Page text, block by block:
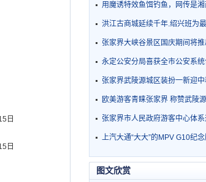
日
日
用魔诱特效鱼饵钓鱼，网传是
洪江古商城延续千年.绍兴班为
张家界大峡谷景区国庆期间将
永定公安分局喜获全市公安系
张家界武陵源城区装扮一新迎
欧美游客青睐张家界 称赞武陵
张家界市人民政府游客中心体
上汽大通“大大”的MPV G10纪
图文欣赏